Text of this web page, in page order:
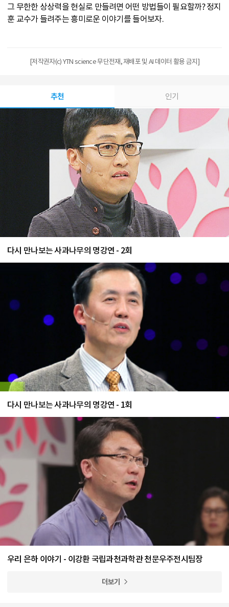
그 무한한 상상력을 현실로 만들려면 어떤 방법들이 필요할까? 정지
훈 교수가 들려주는 흥미로운 이야기를 들어보자.
[저작권자(c) YTN science 무단전재, 재배포 및 AI 데이터 활용 금지]
추천 인기
다시 만나보는 사과나무의 명강연 - 2회
다시 만나보는 사과나무의 명강연 - 1회
우리 은하 이야기 - 이강환 국립과천과학관 천문우주전시팀장
더보기